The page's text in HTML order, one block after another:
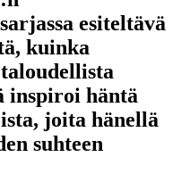
esiteltävä
kuinka
inspiroi häntä
joita hänellä
suhteen